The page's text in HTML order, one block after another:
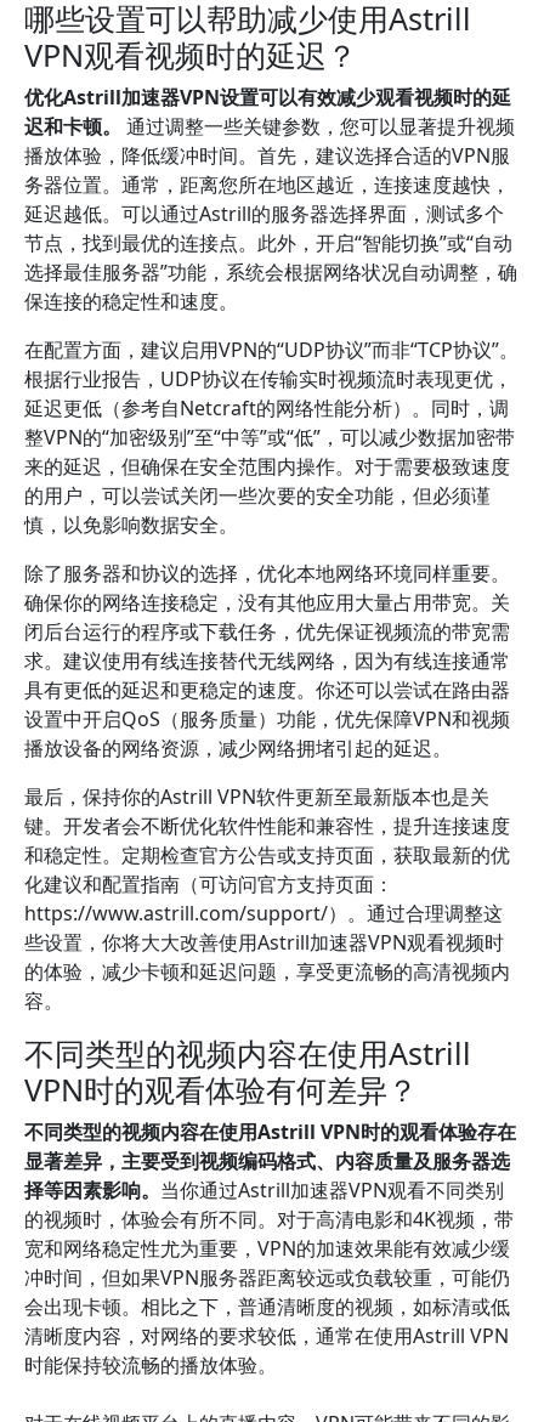
哪些设置可以帮助减少使用Astrill
VPN观看视频时的延迟？
优化Astrill加速器VPN设置可以有效减少观看视频时的延
迟和卡顿。
通过调整一些关键参数，您可以显著提升视频
播放体验，降低缓冲时间。首先，建议选择合适的VPN服
务器位置。通常，距离您所在地区越近，连接速度越快，
延迟越低。可以通过Astrill的服务器选择界面，测试多个
节点，找到最优的连接点。此外，开启“智能切换”或“自动
选择最佳服务器”功能，系统会根据网络状况自动调整，确
保连接的稳定性和速度。
在配置方面，建议启用VPN的“UDP协议”而非“TCP协议”。
根据行业报告，UDP协议在传输实时视频流时表现更优，
延迟更低（参考自Netcraft的网络性能分析）。同时，调
整VPN的“加密级别”至“中等”或“低”，可以减少数据加密带
来的延迟，但确保在安全范围内操作。对于需要极致速度
的用户，可以尝试关闭一些次要的安全功能，但必须谨
慎，以免影响数据安全。
除了服务器和协议的选择，优化本地网络环境同样重要。
确保你的网络连接稳定，没有其他应用大量占用带宽。关
闭后台运行的程序或下载任务，优先保证视频流的带宽需
求。建议使用有线连接替代无线网络，因为有线连接通常
具有更低的延迟和更稳定的速度。你还可以尝试在路由器
设置中开启QoS（服务质量）功能，优先保障VPN和视频
播放设备的网络资源，减少网络拥堵引起的延迟。
最后，保持你的Astrill VPN软件更新至最新版本也是关
键。开发者会不断优化软件性能和兼容性，提升连接速度
和稳定性。定期检查官方公告或支持页面，获取最新的优
化建议和配置指南（可访问官方支持页面：
https://www.astrill.com/support/）。通过合理调整这
些设置，你将大大改善使用Astrill加速器VPN观看视频时
的体验，减少卡顿和延迟问题，享受更流畅的高清视频内
容。
不同类型的视频内容在使用Astrill
VPN时的观看体验有何差异？
不同类型的视频内容在使用Astrill VPN时的观看体验存在
显著差异，主要受到视频编码格式、内容质量及服务器选
择等因素影响。 当你通过Astrill加速器VPN观看不同类别
的视频时，体验会有所不同。对于高清电影和4K视频，带
宽和网络稳定性尤为重要，VPN的加速效果能有效减少缓
冲时间，但如果VPN服务器距离较远或负载较重，可能仍
会出现卡顿。相比之下，普通清晰度的视频，如标清或低
清晰度内容，对网络的要求较低，通常在使用Astrill VPN
时能保持较流畅的播放体验。